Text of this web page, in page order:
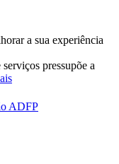
a sua experiência
pressupõe a